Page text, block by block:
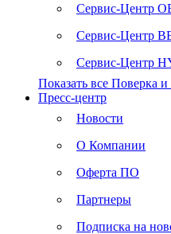
Сервис-Центр
Сервис-Центр
Сервис-Центр
Показать все Поверка
Пресс-центр
Новости
О Компании
Оферта ПО
Партнеры
Подписка на